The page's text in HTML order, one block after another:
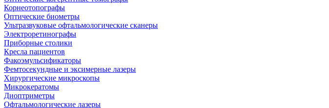
Корнеотопографы
Оптические биометры
Ультразвуковые офтальмологические сканеры
Электроретинографы
Приборные столики
Кресла пациентов
Факоэмульсификаторы
Фемтосекундные и эксимерные лазеры
Хирургические микроскопы
Микрокератомы
Диоптриметры
Офтальмологические лазеры